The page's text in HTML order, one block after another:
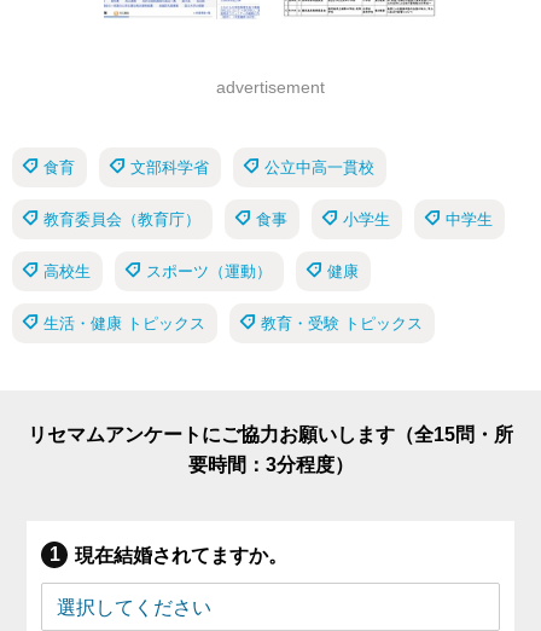
advertisement
食育 文部科学省 公立中高一貫校
教育委員会（教育庁） 食事 小学生 中学生
高校生 スポーツ（運動） 健康
生活・健康 トピックス 教育・受験 トピックス
リセマムアンケートにご協力お願いします（全15問・所
要時間：3分程度）
現在結婚されてますか。